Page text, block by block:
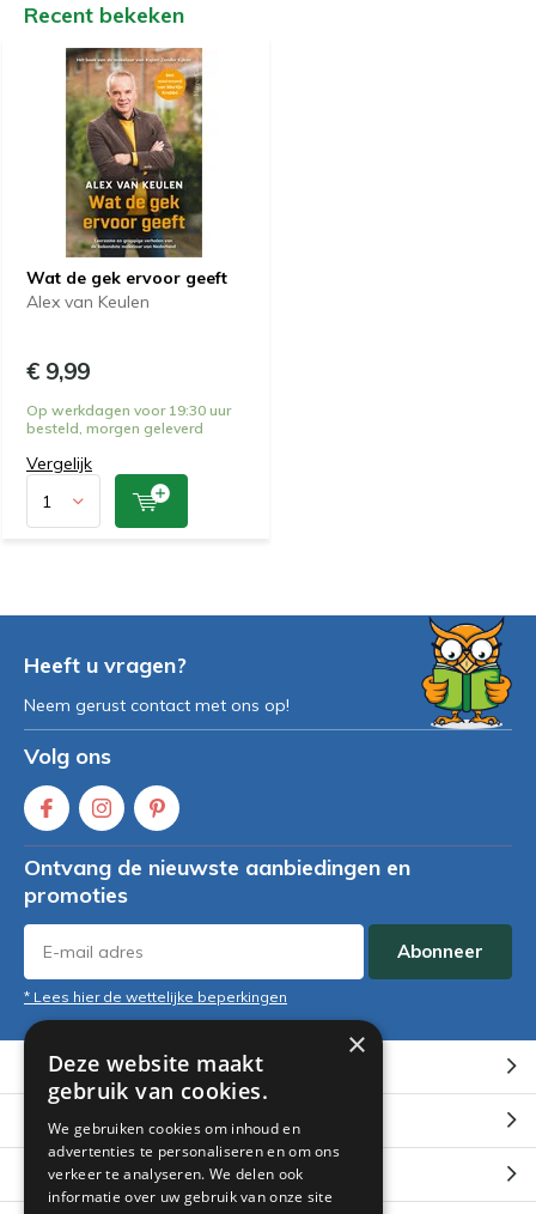
Recent bekeken
Wat de gek ervoor geeft
Alex van Keulen
€ 9,99
Op werkdagen voor 19:30 uur
besteld, morgen geleverd
Vergelijk
Heeft u vragen?
Neem gerust contact met ons op!
Volg ons
Ontvang de nieuwste aanbiedingen en
promoties
Abonneer
* Lees hier de wettelijke beperkingen
Klantenservice
Mijn account
Categorieën
×
Deze website maakt
gebruik van cookies.
We gebruiken cookies om inhoud en
advertenties te personaliseren en om ons
verkeer te analyseren. We delen ook
informatie over uw gebruik van onze site